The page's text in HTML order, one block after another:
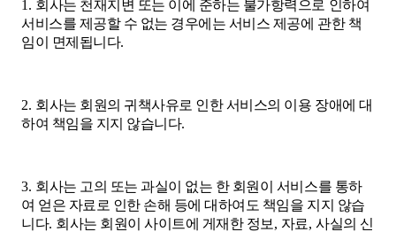
1. 회사는 천재지변 또는 이에 준하는 불가항력으로 인하여
서비스를 제공할 수 없는 경우에는 서비스 제공에 관한 책
임이 면제됩니다.
2. 회사는 회원의 귀책사유로 인한 서비스의 이용 장애에 대
하여 책임을 지지 않습니다.
3. 회사는 고의 또는 과실이 없는 한 회원이 서비스를 통하
여 얻은 자료로 인한 손해 등에 대하여도 책임을 지지 않습
니다. 회사는 회원이 사이트에 게재한 정보 , 자료, 사실의 신